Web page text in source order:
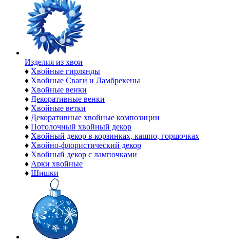
Изделия из хвои
♦ Хвойные гирлянды
♦ Хвойные Сваги и Ламбрекены
♦ Хвойные венки
♦ Декоративные венки
♦ Хвойные ветки
♦ Декоративные хвойные композиции
♦ Потолочный хвойный декор
♦ Хвойный декор в корзинках, кашпо, горшочках
♦ Хвойно-флористический декор
♦ Хвойный декор с лампочками
♦ Арки хвойные
♦ Шишки